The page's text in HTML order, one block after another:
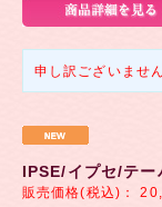
申し訳ございませ
IPSE/イプセ/テ
販売価格(税込)：